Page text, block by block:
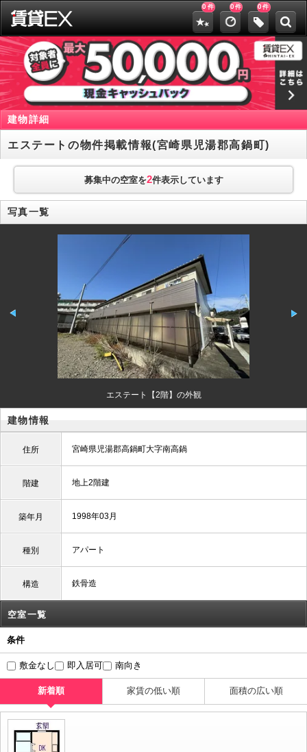
0 件 0件 0件
建物詳細
エステートの物件掲載情報(宮崎県児湯郡高鍋町)
募集中の空室を2件表示しています
写真一覧
エステート【2階】の外観
建物情報
住所 宮崎県児湯郡高鍋町大字南高鍋
階建 地上2階建
築年月 1998年03月
種別 アパート
構造 鉄骨造
空室一覧
条件
敷金なし 即入居可 南向き
新着順 家賃の低い順 面積の広い順